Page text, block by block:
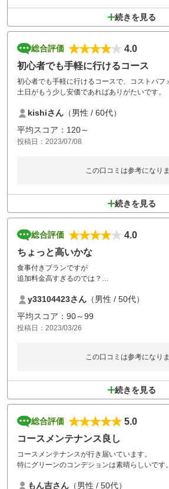
続きを見る
総合評価
4.0
初心者でも手軽に行けるコース
初心者でも手軽に行けるコースで、コストパフ
土日がもう少し安価であればありがたいです。
kishiさん （男性 / 60代）
平均スコア：120～
投稿日：2023/07/08
この口コミは参考になり
続きを見る
総合評価
4.0
ちょっと高いかな
食事付きプランですが
追加料金高すぎるのでは？
2番でカート2台
3番でカート3台待ち
スタート時間上手くコントロールしていただけ
スムーズにラウンド出来ます。
y33104423さん （男性 / 50代）
平均スコア：90～99
投稿日：2023/03/26
この口コミは参考になり
続きを見る
総合評価
5.0
コースメンテナンス良し
コースメンテナンスが行き届いています。
特にグリーンのコンデションは素晴らしいです。
.食事がレベルアップされると言うことなしです
もん吉さん （男性 / 50代）